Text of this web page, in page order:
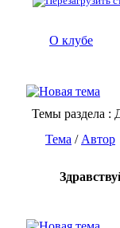
О клубе
Темы раздела :
Тема / Автор